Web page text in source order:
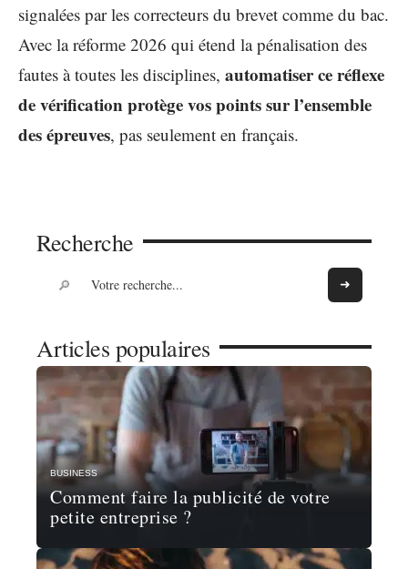
signalées par les correcteurs du brevet comme du bac.
Avec la réforme 2026 qui étend la pénalisation des
fautes à toutes les disciplines, automatiser ce réflexe
de vérification protège vos points sur l’ensemble
des épreuves, pas seulement en français.
Recherche
Articles populaires
BUSINESS
Comment faire la publicité de votre
petite entreprise ?